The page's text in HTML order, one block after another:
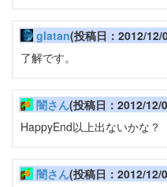
glatan(投稿日：2012/12/
了解です。
闇さん(投稿日：2012/12/
HappyEnd以上出ないかな？
闇さん(投稿日：2012/12/